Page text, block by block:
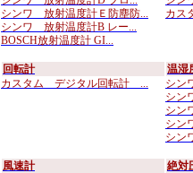
シンワ 放射温度計Ｅ防塵防...
シンワ 放射温度計B レー...
BOSCH放射温度計 GI...
カス
回転計
カスタム デジタル回転計 ...
温湿
シン
シン
シン
シン
シン
風速計
絶対